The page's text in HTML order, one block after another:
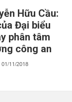
Hữu Cầu:
Đại biểu
phân tâm
công an
11/2018